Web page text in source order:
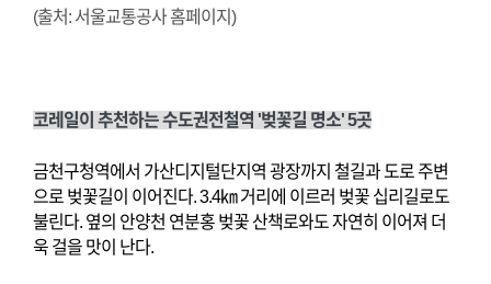
(출처: 서울교통공사 홈페이지)
코레일이 추천하는 수도권전철역 '벚꽃길 명소' 5곳
금천구청역에서 가산디지털단지역 광장까지 철길과 도로 주변
으로 벚꽃길이 이어진다. 3.4㎞ 거리에 이르러 벚꽃 십리길로도
불린다. 옆의 안양천 연분홍 벚꽃 산책로와도 자연히 이어져 더
욱 걸을 맛이 난다.